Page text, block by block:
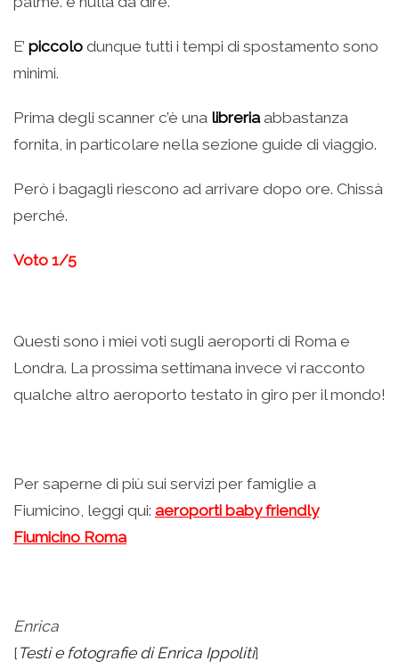
E’ piccolo dunque tutti i tempi di spostamento sono
minimi.
Prima degli scanner c’è una libreria abbastanza
fornita, in particolare nella sezione guide di viaggio.
Però i bagagli riescono ad arrivare dopo ore. Chissà
perché.
Voto 1/5
Questi sono i miei voti sugli aeroporti di Roma e
Londra. La prossima settimana invece vi racconto
qualche altro aeroporto testato in giro per il mondo!
Per saperne di più sui servizi per famiglie a
Fiumicino, leggi qui: aeroporti baby friendly
Fiumicino Roma
Enrica
[ Testi e fotografie di Enrica Ippoliti]